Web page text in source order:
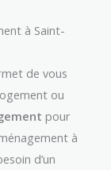
à Saint-
de vous
ou
pour
à
d’un